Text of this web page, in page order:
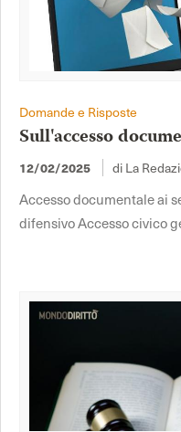
Domande e Risposte
Sull'accesso
12/02/2025 di La
Accesso documentale ai
difensivo Accesso civico